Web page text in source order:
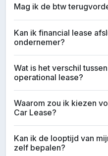
Mag ik de btw
Kan ik financial lease
ondernemer?
Wat is het verschil
operational lease?
Waarom zou ik kiezen
Car Lease?
Kan ik de looptijd van
zelf bepalen?